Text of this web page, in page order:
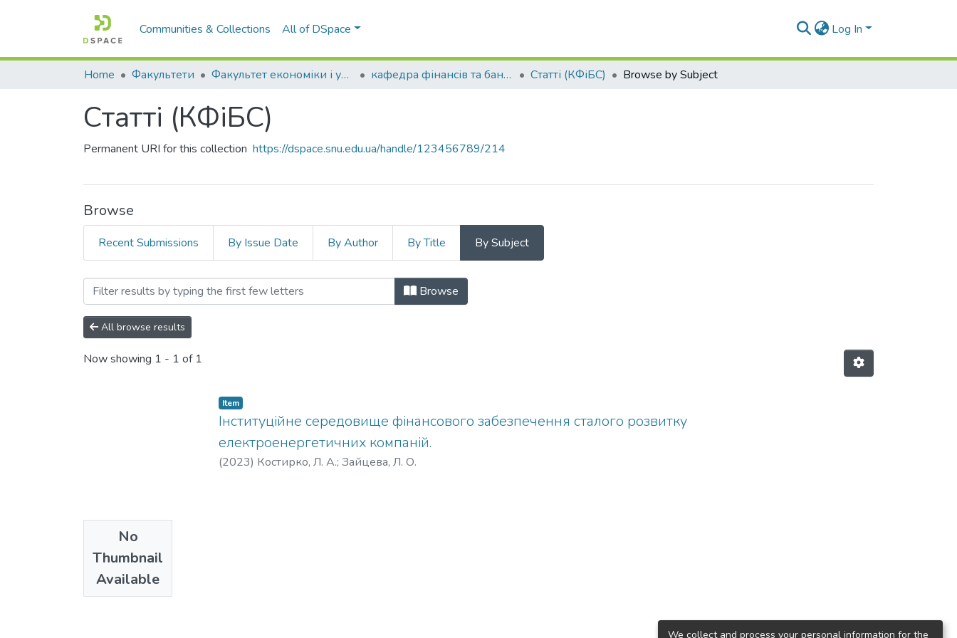
Communities & Collections All of DSpace Log In
Home Факультети Факультет економіки і управління кафедра фінансів та банківської справи Статті (КФіБС) Browse by Subject
Статті (КФіБС)
Permanent URI for this collection https://dspace.snu.edu.ua/handle/123456789/214
Browse
Recent Submissions By Issue Date By Author By Title By Subject
Browsing Статті (КФіБС) by Subject "institutional support"
Browse
All browse results
Now showing 1 - 1 of 1
No
Thumbnail
Available
Item
Інституційне середовище фінансового забезпечення сталого розвитку
електроенергетичних компаній.
(2023) Костирко, Л. А.; Зайцева, Л. О.
We collect and process your personal information for the